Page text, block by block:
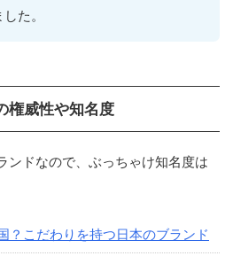
た。
権威性や知名度
ンドなので、ぶっちゃけ知名度は
？こだわりを持つ日本のブランド